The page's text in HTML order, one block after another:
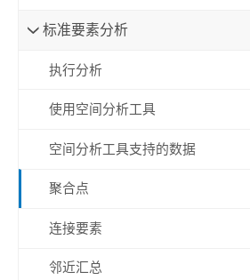
标准要素分析
执行分析
使用空间分析工具
空间分析工具支持的数据
聚合点
连接要素
邻近汇总